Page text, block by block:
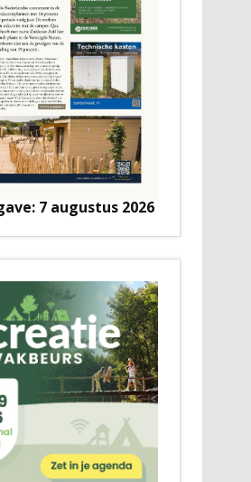
7 augustus 2026